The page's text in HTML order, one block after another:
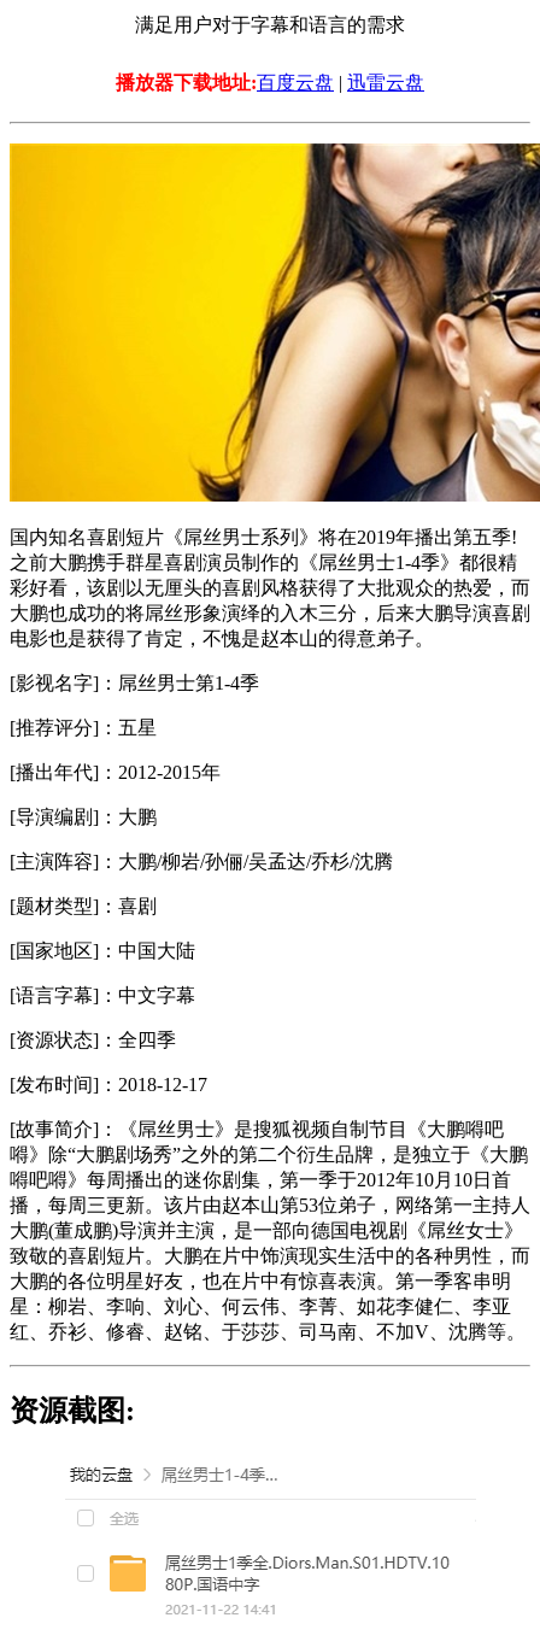
满足用户对于字幕和语言的需求
播放器下载地址:百度云盘 | 迅雷云盘
国内知名喜剧短片《屌丝男士系列》将在2019年播出第五季!
之前大鹏携手群星喜剧演员制作的《屌丝男士1-4季》都很精
彩好看，该剧以无厘头的喜剧风格获得了大批观众的热爱，而
大鹏也成功的将屌丝形象演绎的入木三分，后来大鹏导演喜剧
电影也是获得了肯定，不愧是赵本山的得意弟子。
[影视名字]：屌丝男士第1-4季
[推荐评分]：五星
[播出年代]：2012-2015年
[导演编剧]：大鹏
[主演阵容]：大鹏/柳岩/孙俪/吴孟达/乔杉/沈腾
[题材类型]：喜剧
[国家地区]：中国大陆
[语言字幕]：中文字幕
[资源状态]：全四季
[发布时间]：2018-12-17
[故事简介]：《屌丝男士》是搜狐视频自制节目《大鹏嘚吧
嘚》除“大鹏剧场秀”之外的第二个衍生品牌，是独立于《大鹏
嘚吧嘚》每周播出的迷你剧集，第一季于2012年10月10日首
播，每周三更新。该片由赵本山第53位弟子，网络第一主持人
大鹏(董成鹏)导演并主演，是一部向德国电视剧《屌丝女士》
致敬的喜剧短片。大鹏在片中饰演现实生活中的各种男性，而
大鹏的各位明星好友，也在片中有惊喜表演。第一季客串明
星：柳岩、李响、刘心、何云伟、李菁、如花李健仁、李亚
红、乔衫、修睿、赵铭、于莎莎、司马南、不加V、沈腾等。
资源截图: